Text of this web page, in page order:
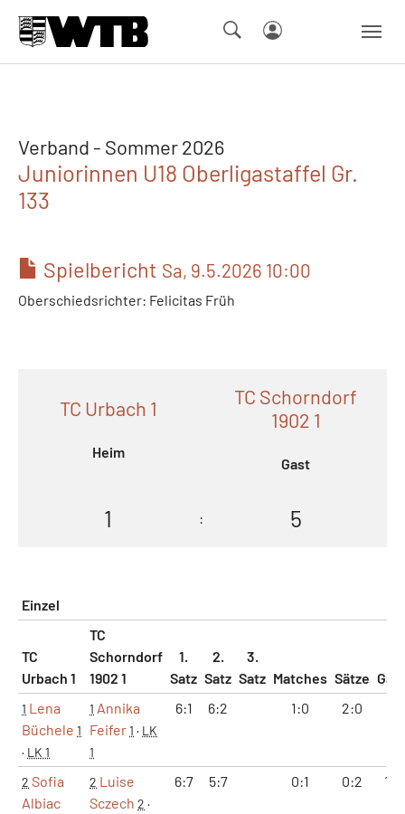
Verband - Sommer 2026
Juniorinnen U18 Oberligastaffel Gr.
133
Spielbericht Sa, 9.5.2026 10:00
Oberschiedsrichter: Felicitas Früh
TC Urbach 1
Heim
TC Schorndorf
1902 1
Gast
1 : 5
Einzel
TC
Urbach 1
TC
Schorndorf
1902 1
1.
Satz
2.
Satz
3.
Satz Matches Sätze
1 Lena
Büchele 1
· LK 1
1 Annika
Feifer1 · LK
1
6:1 6:2 1:0 2:0
2 Sofia
Albiac
2 Luise
Sczech 2 ·
6:7 5:7 0:1 0:2